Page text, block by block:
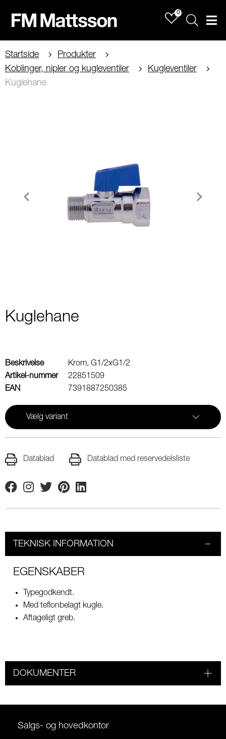
0
Sök
Startside
Produkter
Koblinger, nipler og kugleventiler
Kugleventiler
Kuglehane
Kuglehane
Beskrivelse
Krom, G1/2xG1/2
Artikel-nummer
22851509
EAN
7391887250385
Vælg variant
Datablad Datablad med reservedelsliste
FacebookInstagram
TwitterPinterestLinkedin
TEKNISK INFORMATION
EGENSKABER
Typegodkendt.
Med teflonbelagt kugle.
Aftageligt greb.
DOKUMENTER
Salgs- og hovedkontor